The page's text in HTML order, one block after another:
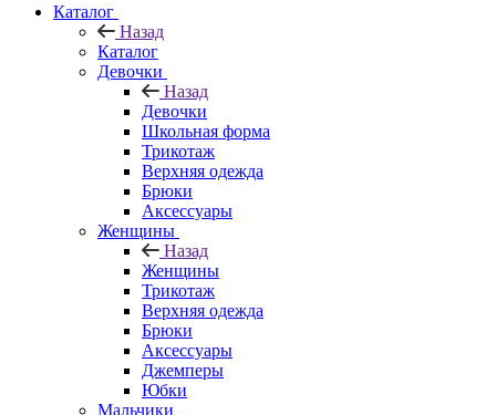
Каталог
Назад
Каталог
Девочки
Назад
Девочки
Школьная форма
Трикотаж
Верхняя одежда
Брюки
Аксессуары
Женщины
Назад
Женщины
Трикотаж
Верхняя одежда
Брюки
Аксессуары
Джемперы
Юбки
Мальчики